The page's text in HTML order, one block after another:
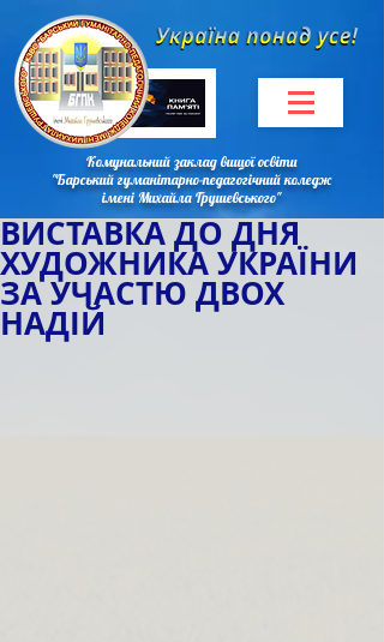
Комунальний заклад вищої освіти
"Барський гуманітарно-педагогічний коледж
імені Михайла Грушевського"
ВИСТАВКА ДО ДНЯ
ХУДОЖНИКА УКРАЇНИ
ЗА УЧАСТЮ ДВОХ
НАДІЙ